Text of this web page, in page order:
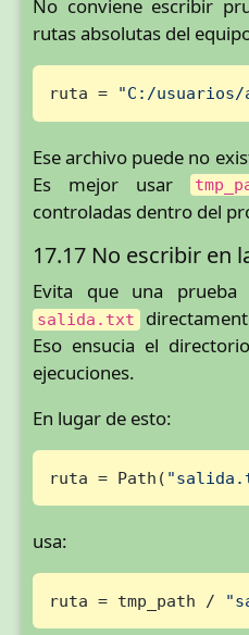
No conviene escribir
rutas absolutas del
ruta = "C:/usuarios/
Ese archivo puede no
Es mejor usar
controladas dentro del
17.17 No escribir en
Evita que una prueba
salida.txt
Eso ensucia el
ejecuciones.
En lugar de esto:
ruta = Path(
usa:
ruta = tmp_path /